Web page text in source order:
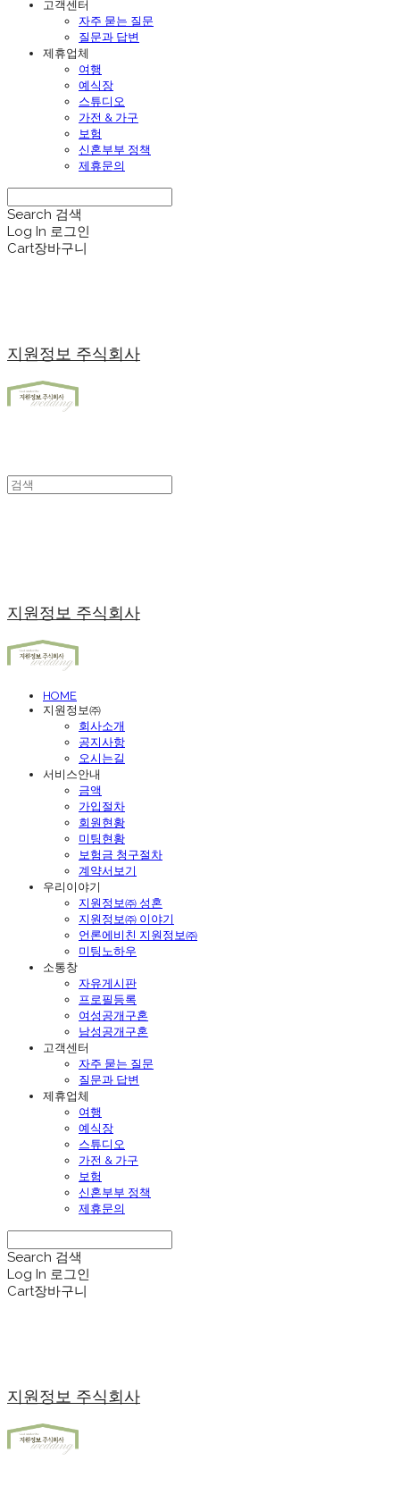
고객센터
자주 묻는 질문
질문과 답변
제휴업체
여행
예식장
스튜디오
가전 & 가구
보험
신혼부부 정책
제휴문의
Search 검색
Log In 로그인
Cart장바구니
지원정보 주식회사
지원정보 주식회사
HOME
지원정보㈜
회사소개
공지사항
오시는길
서비스안내
금액
가입절차
회원현황
미팅현황
보험금 청구절차
계약서보기
우리이야기
지원정보㈜ 성혼
지원정보㈜ 이야기
언론에비친 지원정보㈜
미팅노하우
소통창
자유게시판
프로필등록
여성공개구혼
남성공개구혼
고객센터
자주 묻는 질문
질문과 답변
제휴업체
여행
예식장
스튜디오
가전 & 가구
보험
신혼부부 정책
제휴문의
Search 검색
Log In 로그인
Cart장바구니
지원정보 주식회사